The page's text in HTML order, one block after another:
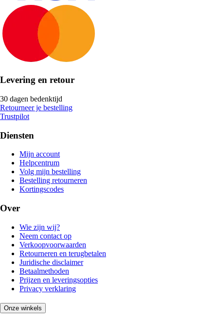
Levering en retour
30 dagen bedenktijd
Retourneer je bestelling
Trustpilot
Diensten
Mijn account
Helpcentrum
Volg mijn bestelling
Bestelling retourneren
Kortingscodes
Over
Wie zijn wij?
Neem contact op
Verkoopvoorwaarden
Retourneren en terugbetalen
Juridische disclaimer
Betaalmethoden
Prijzen en leveringsopties
Privacy verklaring
Onze winkels